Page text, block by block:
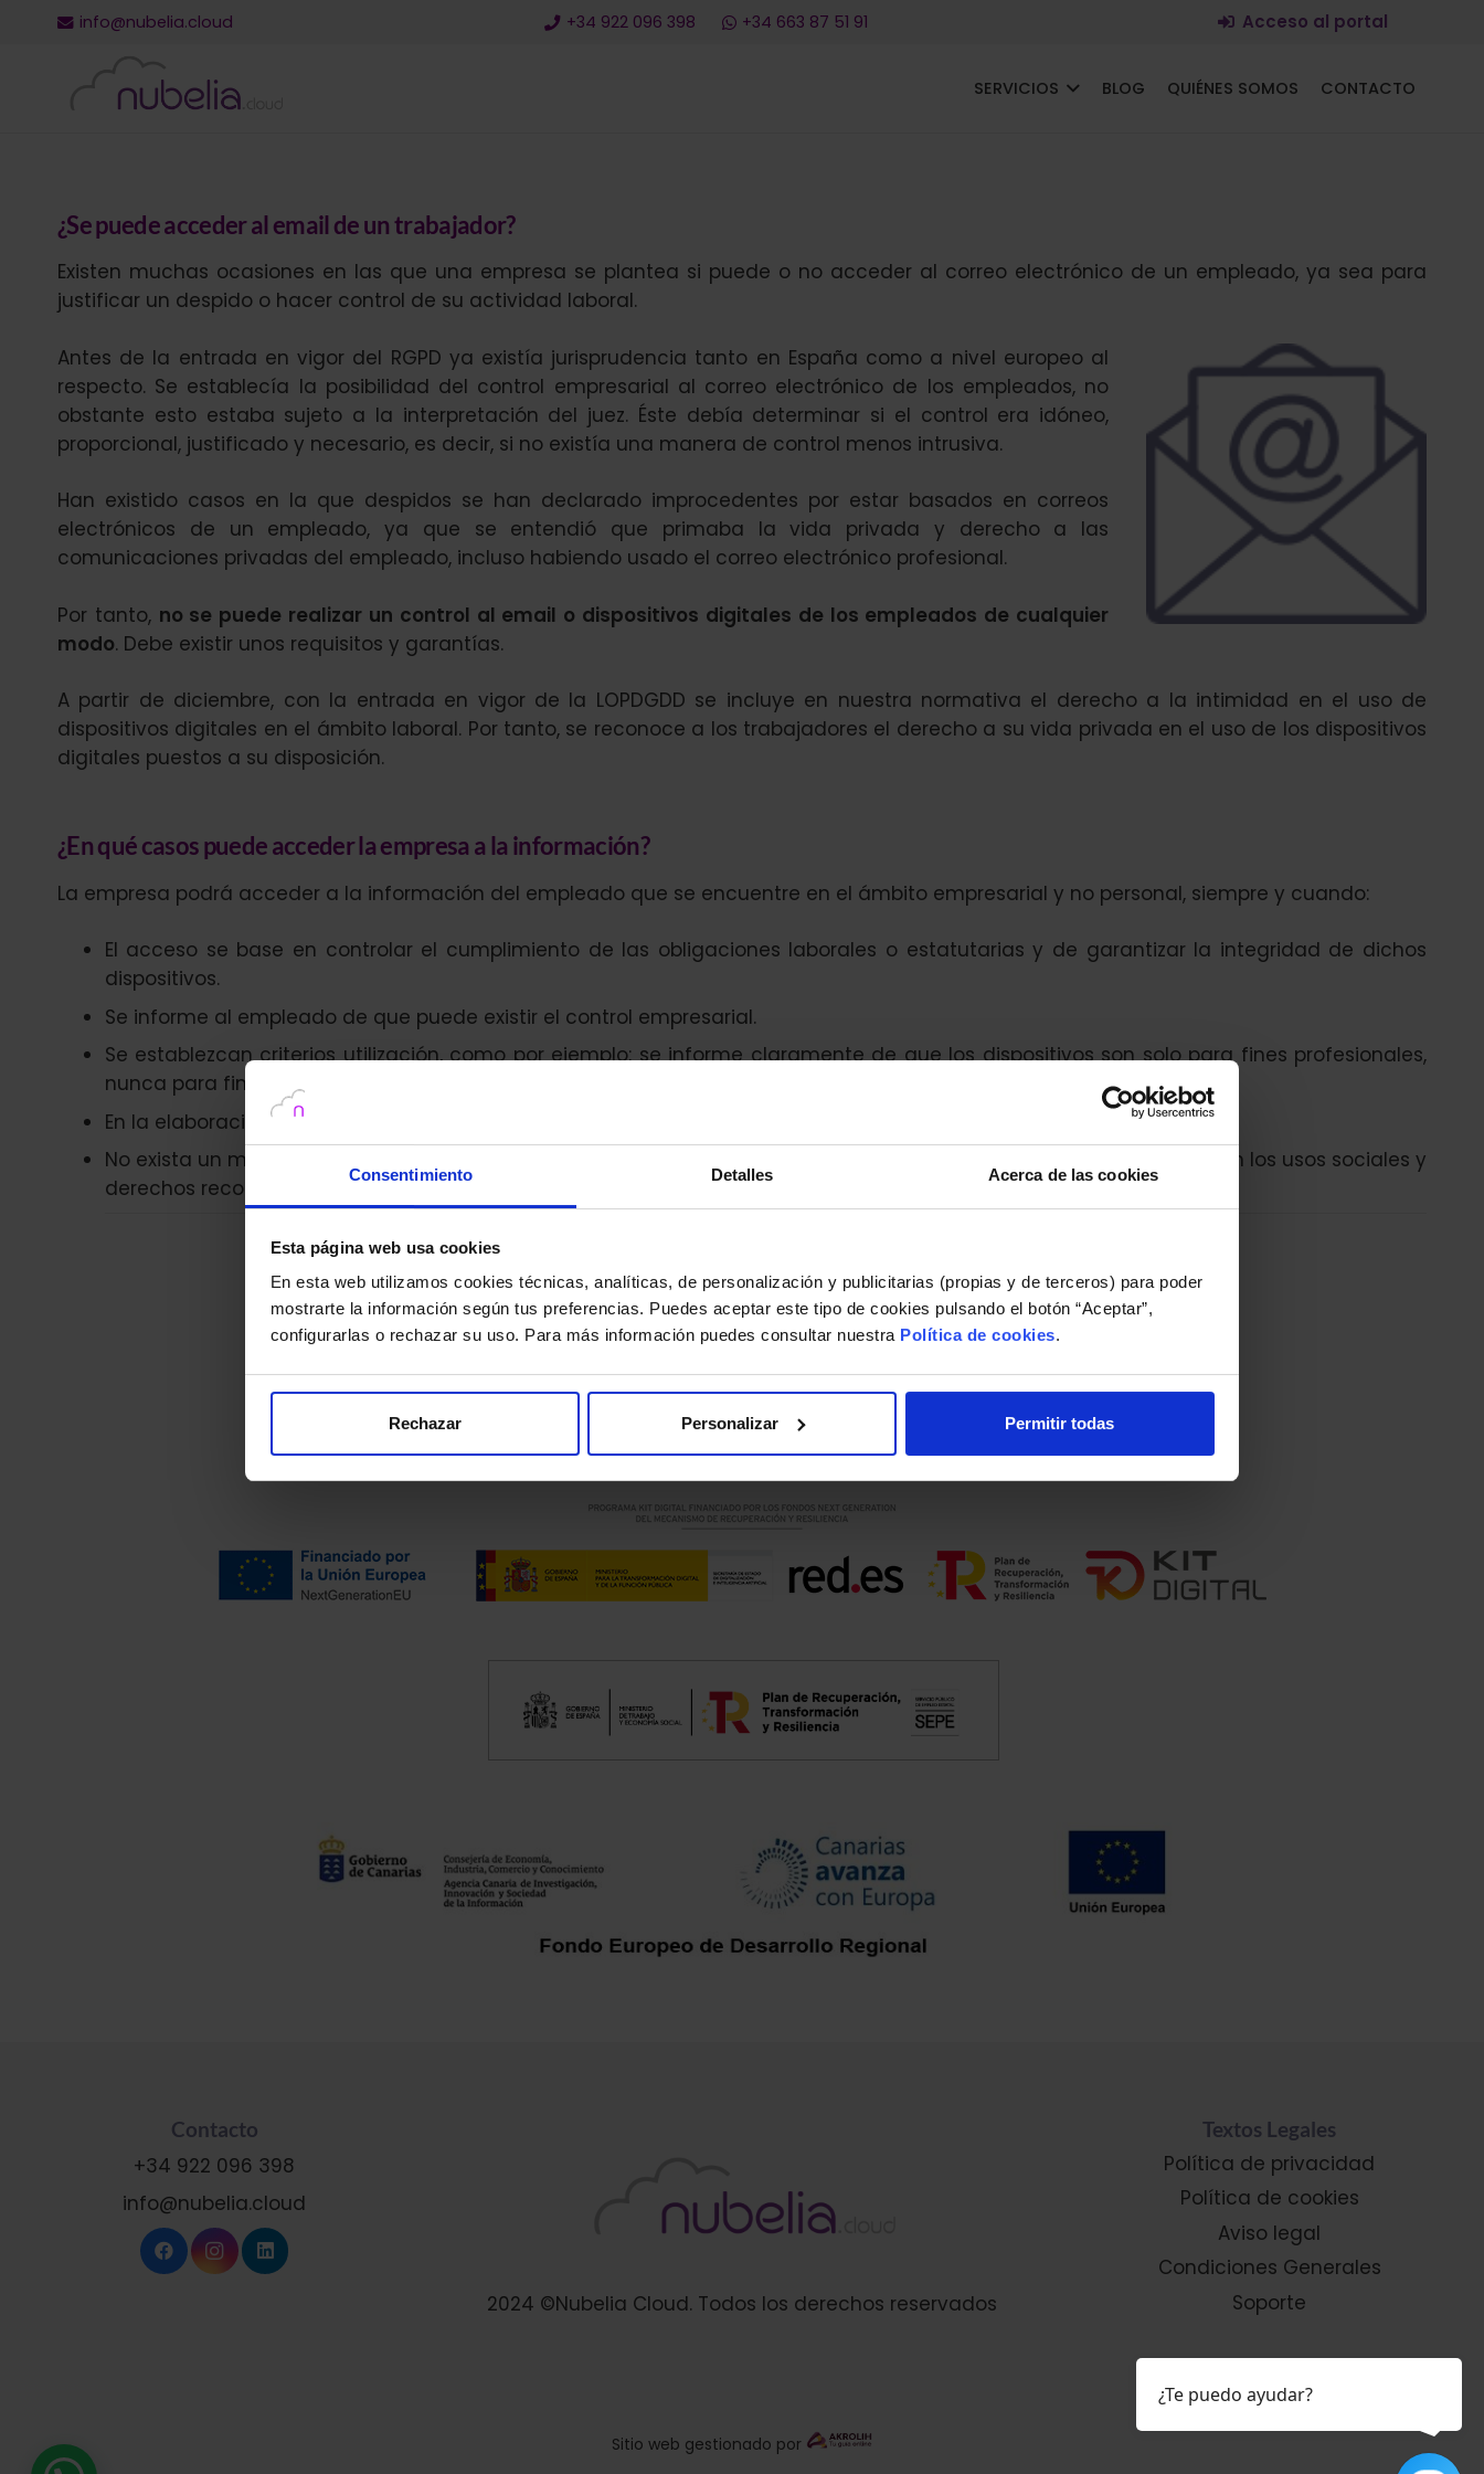
Consentimiento Detalles Acerca de las cookies
Esta página web usa cookies
En esta web utilizamos cookies técnicas, analíticas, de personalización y publicitarias (propias y de terceros) para poder
mostrarte la información según tus preferencias. Puedes aceptar este tipo de cookies pulsando el botón “Aceptar”,
configurarlas o rechazar su uso. Para más información puedes consultar nuestra Política de cookies.
Rechazar Personalizar Permitir todas
info@nubelia.cloud +34 922 096 398 +34 663 87 51 91 Acceso al portal
SERVICIOS BLOG QUIÉNES SOMOS CONTACTO
¿Se puede acceder al email de un trabajador?
Existen muchas ocasiones en las que una empresa se plantea si puede o no acceder al correo electrónico de un empleado, ya sea para
justificar un despido o hacer control de su actividad laboral.
Antes de la entrada en vigor del RGPD ya existía jurisprudencia tanto en España como a nivel europeo al
respecto. Se establecía la posibilidad del control empresarial al correo electrónico de los empleados, no
obstante esto estaba sujeto a la interpretación del juez. Éste debía determinar si el control era idóneo,
proporcional, justificado y necesario, es decir, si no existía una manera de control menos intrusiva.
Han existido casos en la que despidos se han declarado improcedentes por estar basados en correos
electrónicos de un empleado, ya que se entendió que primaba la vida privada y derecho a las
comunicaciones privadas del empleado, incluso habiendo usado el correo electrónico profesional.
Por tanto, no se puede realizar un control al email o dispositivos digitales de los empleados de cualquier
modo. Debe existir unos requisitos y garantías.
A partir de diciembre, con la entrada en vigor de la LOPDGDD se incluye en nuestra normativa el derecho a la intimidad en el uso de
dispositivos digitales en el ámbito laboral. Por tanto, se reconoce a los trabajadores el derecho a su vida privada en el uso de los dispositivos
digitales puestos a su disposición.
¿En qué casos puede acceder la empresa a la información?
La empresa podrá acceder a la información del empleado que se encuentre en el ámbito empresarial y no personal, siempre y cuando:
El acceso se base en controlar el cumplimiento de las obligaciones laborales o estatutarias y de garantizar la integridad de dichos
dispositivos.
Se informe al empleado de que puede existir el control empresarial.
Se establezcan criterios utilización, como por ejemplo: se informe claramente de que los dispositivos son solo para fines profesionales,
nunca para fines personales.
En la elaboración de los criterios deberán participar los representantes de los trabajadores.
No exista un método menos intrusivo. Respete los estándares mínimos de protección de su intimidad de acuerdo con los usos sociales y
derechos reconocidos constitucional y legalmente.
Contáctanos
Contacto
+34 922 096 398
info@nubelia.cloud
2024 ©Nubelia Cloud. Todos los derechos reservados
Textos Legales
Política de privacidad
Política de cookies
Aviso legal
Condiciones Generales
Soporte
Sitio web gestionado por
¿Te puedo ayudar?